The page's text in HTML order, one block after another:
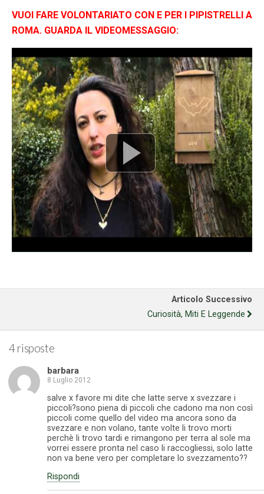
VUOI FARE VOLONTARIATO CON E PER I PIPISTRELLI A
ROMA. GUARDA IL VIDEOMESSAGGIO:
Articolo Successivo
Curiosità, Miti E Leggende
4 risposte
barbara
8 Luglio 2012
salve x favore mi dite che latte serve x svezzare i
piccoli?sono piena di piccoli che cadono ma non così
piccoli come quello del video ma ancora sono da
svezzare e non volano, tante volte li trovo morti
perchè li trovo tardi e rimangono per terra al sole ma
vorrei essere pronta nel caso li raccogliessi, solo latte
non va bene vero per completare lo svezzamento??
Rispondi